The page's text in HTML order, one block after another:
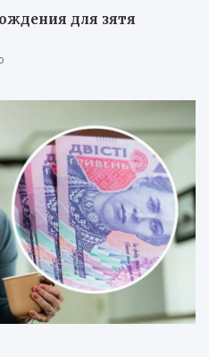
для зятя